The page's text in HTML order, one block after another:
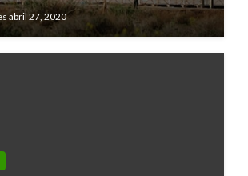
abril 27, 2020